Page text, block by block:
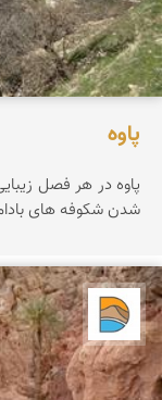
پاوه
پاوه در هر فصل
شدن شکوفه های
دریاچه کویر